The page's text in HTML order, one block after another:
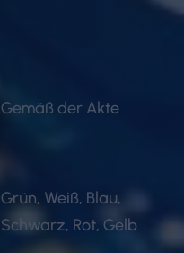
Gemäß der Akte
Grün, Weiß, Blau,
Schwarz, Rot, Gelb